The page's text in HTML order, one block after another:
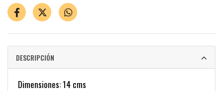
DESCRIPCIÓN
Dimensiones: 14 cms